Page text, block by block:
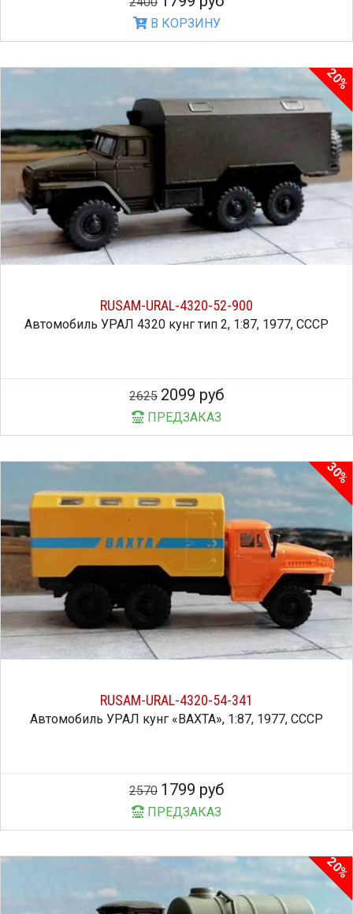
В КОРЗИНУ
RUSAM-URAL-4320-52-900
Автомобиль УРАЛ 4320 кунг тип 2, 1:87, 1977, СССР
20%
2625 2099 руб
ПРЕДЗАКАЗ
RUSAM-URAL-4320-54-341
Автомобиль УРАЛ кунг «ВАХТА», 1:87, 1977, СССР
30%
2570 1799 руб
ПРЕДЗАКАЗ
20%